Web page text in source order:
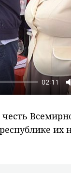
02:11
их